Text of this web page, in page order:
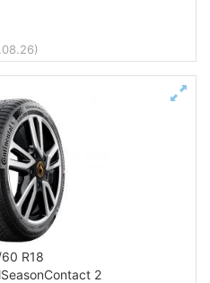
R18
2
Подобрать